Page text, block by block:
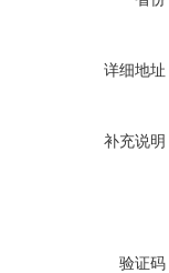
详细地址
补充说明
验证码